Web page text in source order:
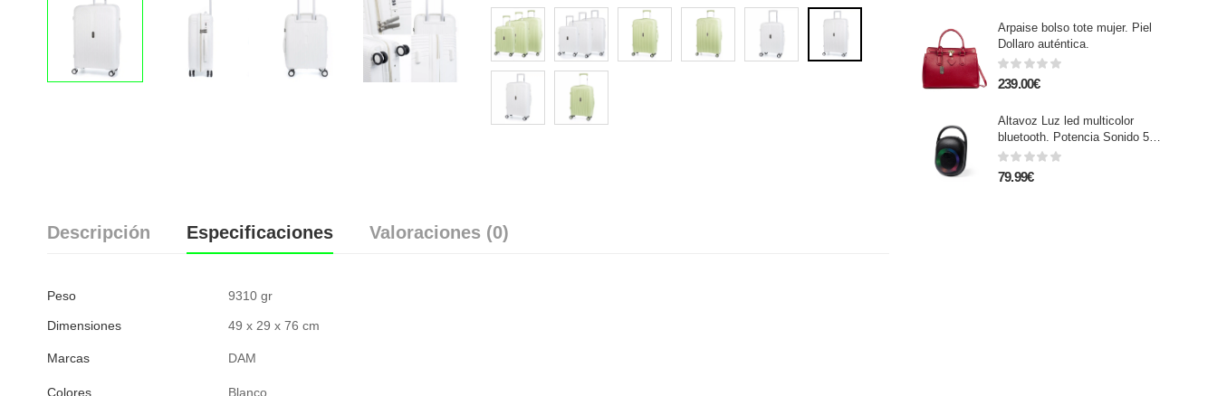
Descripción Especificaciones Valoraciones (0)
Peso 9310 gr
Dimensiones 49 x 29 x 76 cm
Marcas DAM
Colores Blanco
Arpaise bolso tote mujer. Piel
Dollaro auténtica.
239.00€
Altavoz Luz led multicolor
bluetooth. Potencia Sonido 5W.
Batería 1.200 mAh
79.99€